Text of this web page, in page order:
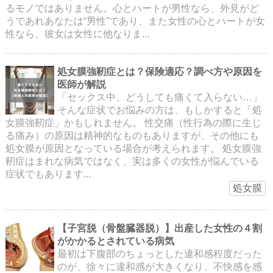
るモノではありません。心とハートが男性なら、外見がど
うであれあなたは“男性”であり、また女性の心とハートが女
性なら、彼女は女性に他なりま...
処女膜強靭症とは？保険適応？調べ方や原因を
医師が解説
「セックス中、どうしても痛くて入らない…」
そんな症状でお悩みの方は、もしかすると「処
女膜強靭症」かもしれません。 性交痛（性行為の際に生じ
る痛み）の原因は精神的なものもありますが、その他にも
処女膜が原因となっている場合が考えられます。 処女膜強
靭症はまれな病気ではなく、実は多くの女性が悩んでいる
症状でもあります...
処女膜
【子宮脱（骨盤臓器脱）】出産した女性の４割
がかかるとされている病気
最初は下腹部のちょっとした違和感程度だった
のが、徐々に違和感が大きくなり、不快感を感